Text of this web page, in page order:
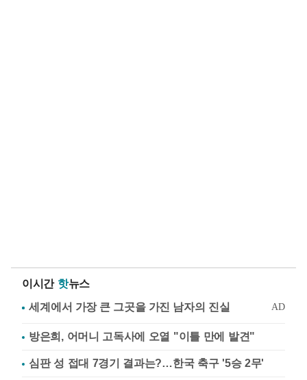
이시간 핫뉴스
방은희, 어머니 고독사에 오열 "이틀 만에 발견"
심판 성 접대 7경기 결과는?…한국 축구 '5승 2무'